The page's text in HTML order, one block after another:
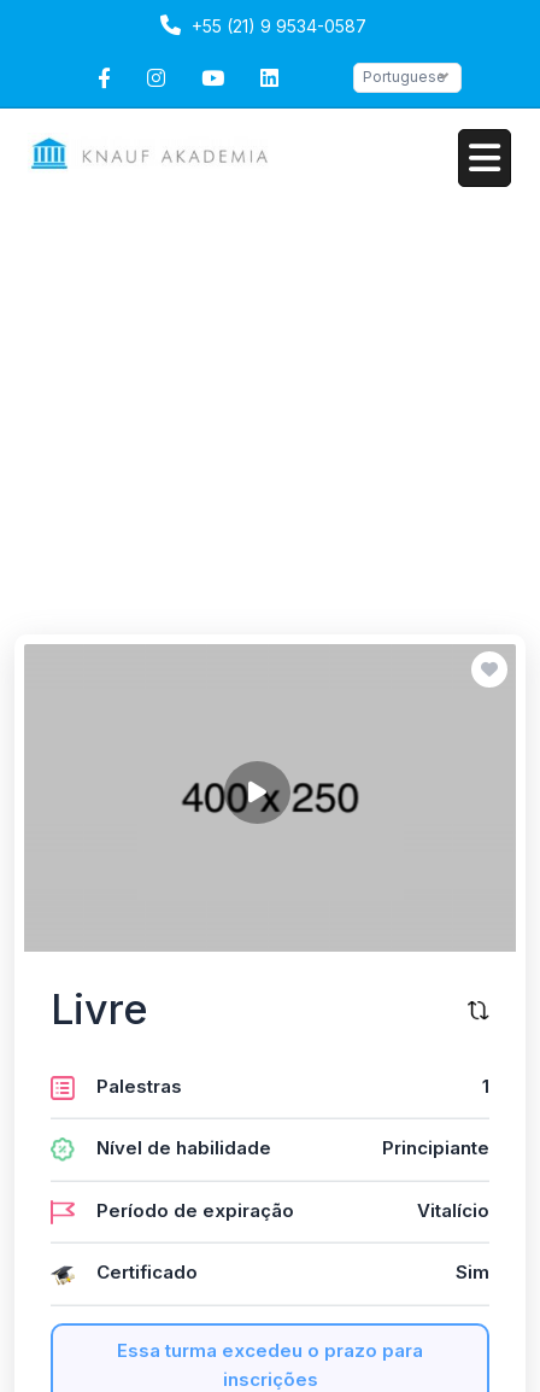
+55 (21) 9 9534-0587
Portuguese
Livre
Palestras 1
Nível de habilidade Principiante
Período de expiração Vitalício
Certificado Sim
Essa turma excedeu o prazo para
inscrições